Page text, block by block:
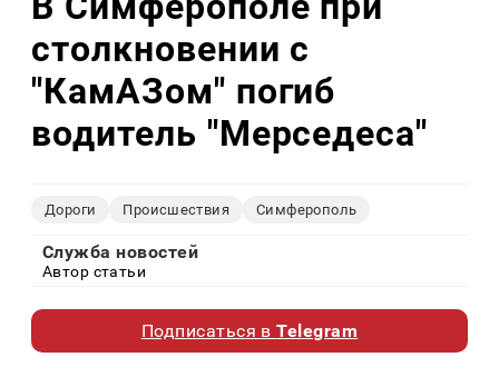
столкновении с
"КамАЗом" погиб
водитель "Мерседеса"
Дороги Происшествия Симферополь
Служба новостей
Автор статьи
Подписаться вTelegram